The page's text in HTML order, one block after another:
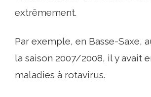
extrêmement.
Par exemple, en Basse-Saxe,
la saison 2007/2008, il y avait
maladies à rotavirus.